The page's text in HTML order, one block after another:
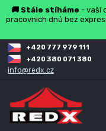
🚚 Stále stíháme - vaši
pracovních dnů bez
+420 777 979 111
+420 380 071 380
info@redx.cz